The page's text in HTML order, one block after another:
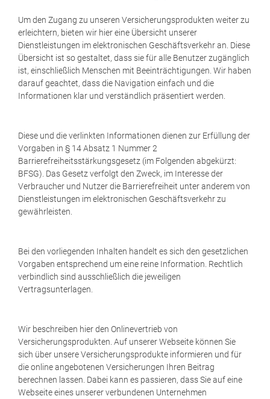
Um den Zugang zu unseren Versicherungsprodukten weiter zu
erleichtern, bieten wir hier eine Übersicht unserer
Dienstleistungen im elektronischen Geschäftsverkehr an. Diese
Übersicht ist so gestaltet, dass sie für alle Benutzer zugänglich
ist, einschließlich Menschen mit Beeinträchtigungen. Wir haben
darauf geachtet, dass die Navigation einfach und die
Informationen klar und verständlich präsentiert werden.
Diese und die verlinkten Informationen dienen zur Erfüllung der
Vorgaben in § 14 Absatz 1 Nummer 2
Barrierefreiheitsstärkungsgesetz (im Folgenden abgekürzt:
BFSG). Das Gesetz verfolgt den Zweck, im Interesse der
Verbraucher und Nutzer die Barrierefreiheit unter anderem von
Dienstleistungen im elektronischen Geschäftsverkehr zu
gewährleisten.
Bei den vorliegenden Inhalten handelt es sich den gesetzlichen
Vorgaben entsprechend um eine reine Information. Rechtlich
verbindlich sind ausschließlich die jeweiligen
Vertragsunterlagen.
Wir beschreiben hier den Onlinevertrieb von
Versicherungsprodukten. Auf unserer Webseite können Sie
sich über unsere Versicherungsprodukte informieren und für
die online angebotenen Versicherungen Ihren Beitrag
berechnen lassen. Dabei kann es passieren, dass Sie auf eine
Webseite eines unserer verbundenen Unternehmen